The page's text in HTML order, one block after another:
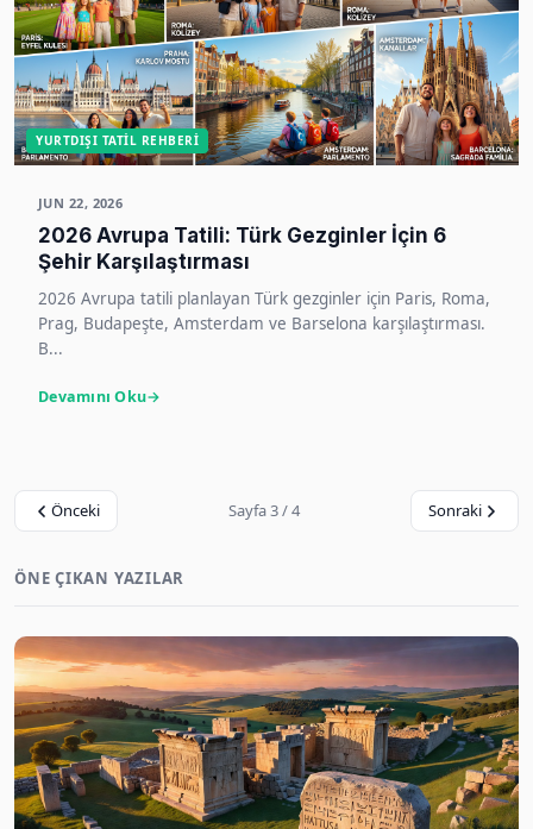
YURTDIŞI TATIL REHBERI
JUN 22, 2026
2026 Avrupa Tatili: Türk Gezginler İçin 6
Şehir Karşılaştırması
2026 Avrupa tatili planlayan Türk gezginler için Paris, Roma,
Prag, Budapeşte, Amsterdam ve Barselona karşılaştırması.
B...
Devamını Oku
Önceki Sayfa 3 / 4 Sonraki
ÖNE ÇIKAN YAZILAR